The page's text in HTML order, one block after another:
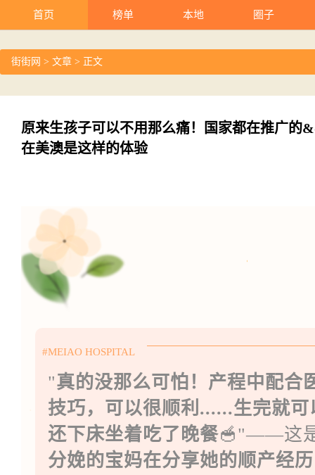
首页 榜单 本地 圈子
街街网 > 文章 > 正文
原来生孩子可以不用那么痛！国家都在推广的
在美澳是这样的体验
#MEIAO HOSPITAL
"真的没那么可怕！产程中配合
技巧，可以很顺利......生完就
还下床坐着吃了晚餐🥣"——这
分娩的宝妈在分享她的顺产经